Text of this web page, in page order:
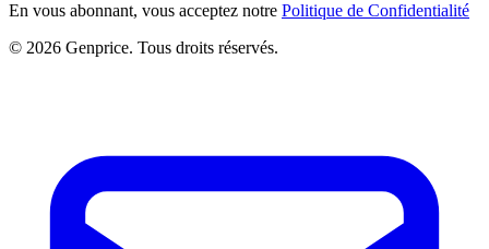
En vous abonnant, vous acceptez notre Politique de Confidentialité
© 2026 Genprice. Tous droits réservés.